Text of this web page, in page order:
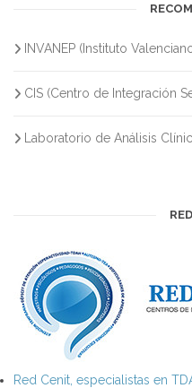
INVANEP (Instituto
CIS (Centro de Integración
Laboratorio de Análisis
Red Cenit, especialistas en